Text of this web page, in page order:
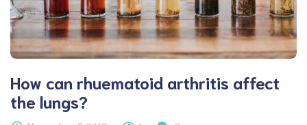
How can rhuematoid arthritis affect
the lungs?